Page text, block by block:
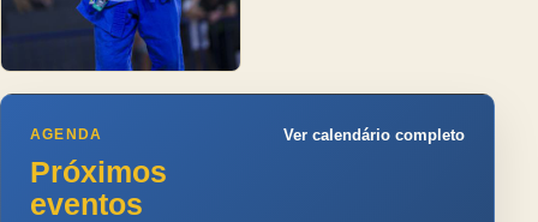
AGENDA
Próximos
eventos
Ver calendário completo